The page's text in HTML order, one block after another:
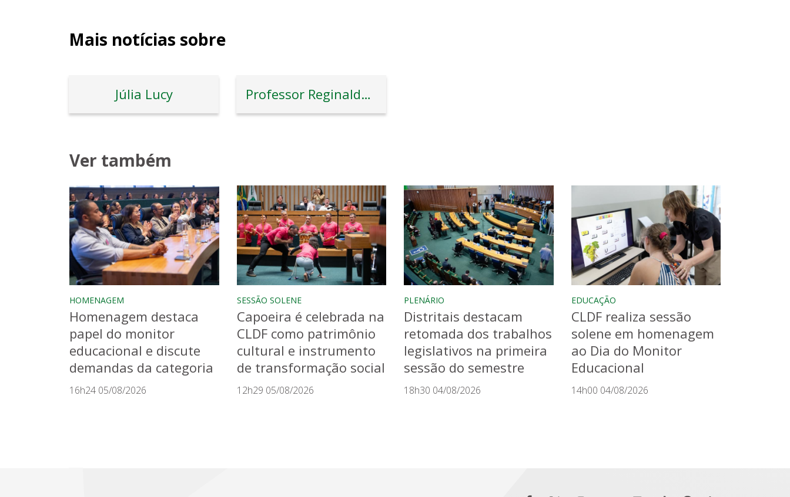
Mais notícias sobre
Júlia Lucy Professor Reginaldo Veras
Ver também
HOMENAGEM
Homenagem destaca
papel do monitor
educacional e discute
demandas da categoria
16h24 05/08/2026
SESSÃO SOLENE
Capoeira é celebrada na
CLDF como patrimônio
cultural e instrumento
de transformação social
12h29 05/08/2026
PLENÁRIO
Distritais destacam
retomada dos trabalhos
legislativos na primeira
sessão do semestre
18h30 04/08/2026
EDUCAÇÃO
CLDF realiza sessão
solene em homenagem
ao Dia do Monitor
Educacional
14h00 04/08/2026